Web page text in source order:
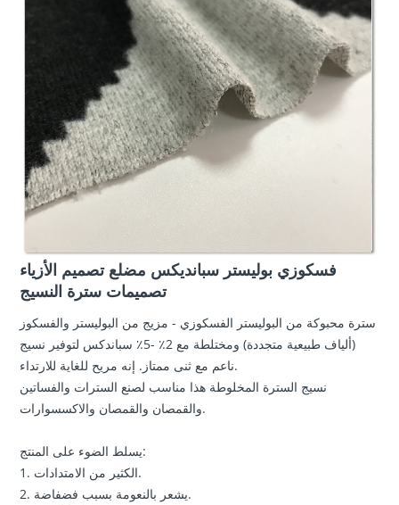
فسكوزي بوليستر سبانديكس مضلع تصميم الأزياء
تصميمات سترة النسيج
سترة محبوكة من البوليستر الفسكوزي - مزيج من البوليستر والفسكوز
(ألياف طبيعية متجددة) ومختلطة مع 2٪ -5٪ سباندكس لتوفير نسيج
ناعم مع ثنى ممتاز. إنه مريح للغاية للارتداء.
نسيج السترة المخلوطة هذا مناسب لصنع السترات والفساتين
والقمصان والقمصان والاكسسوارات.
يسلط الضوء على المنتج:
1. الكثير من الامتدادات.
2. يشعر بالنعومة بسبب فضفاضة.